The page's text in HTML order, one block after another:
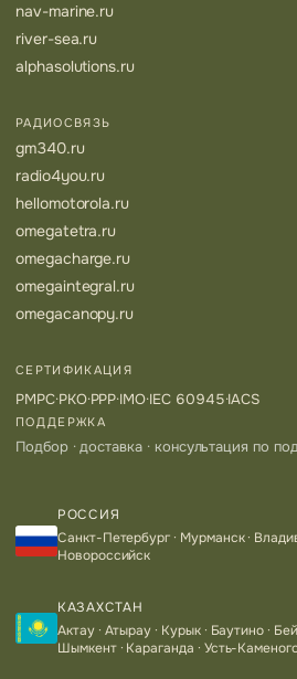
nav-marine.ru
river-sea.ru
alphasolutions.ru
РАДИОСВЯЗЬ
gm340.ru
radio4you.ru
hellomotorola.ru
omegatetra.ru
omegacharge.ru
omegaintegral.ru
omegacanopy.ru
СЕРТИФИКАЦИЯ
РМРС·РКО·РРР·IMO·IEC 60945·IACS
ПОДДЕРЖКА
Подбор · доставка · консультация по
РОССИЯ
Санкт-Петербург · Мурманск ·
Новороссийск
КАЗАХСТАН
Актау · Атырау · Курык · Баутино ·
Шымкент · Караганда · Усть-